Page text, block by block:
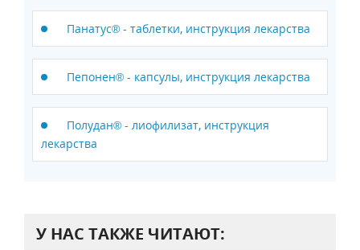
Панатус® - таблетки, инструкция лекарства
Пепонен® - капсулы, инструкция лекарства
Полудан® - лиофилизат, инструкция
лекарства
У НАС ТАКЖЕ ЧИТАЮТ: